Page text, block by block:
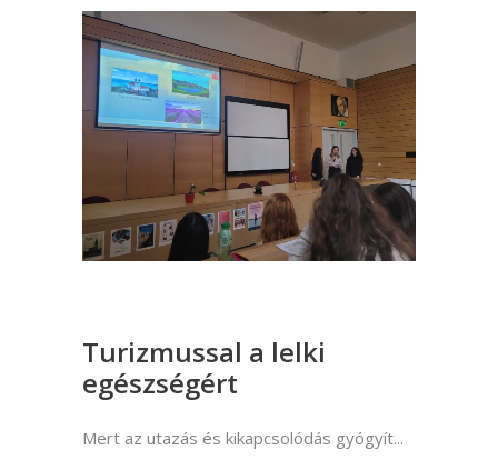
Turizmussal a lelki
egészségért
Mert az utazás és kikapcsolódás gyógyít